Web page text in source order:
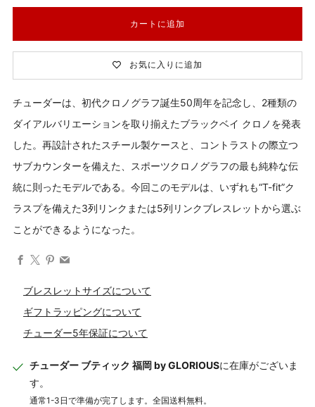
カートに追加
お気に入りに追加
チューダーは、初代クロノグラフ誕生50周年を記念し、2種類の
ダイアルバリエーションを取り揃えたブラックベイ クロノを発表
した。再設計されたスチール製ケースと、コントラストの際立つ
サブカウンターを備えた、スポーツクロノグラフの最も純粋な伝
統に則ったモデルである。今回このモデルは、いずれも“T-fit”ク
ラスプを備えた3列リンクまたは5列リンクブレスレットから選ぶ
ことができるようになった。
ブレスレットサイズについて
ギフトラッピングについて
チューダー5年保証について
チューダー ブティック 福岡 by GLORIOUSに在庫がございま
す。
通常1-3日で準備が完了します。全国送料無料。